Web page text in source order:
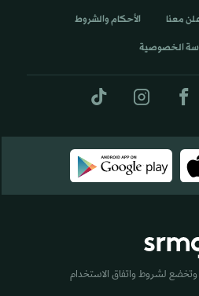
معنا الأحكام والشروط
الخصوصية
لشروط واتفاق الاستخدام